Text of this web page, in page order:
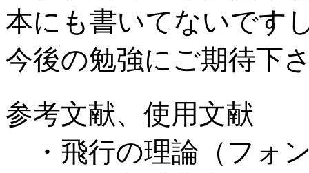
本にも書いてないです
今後の勉強にご期待下
参考文献、使用文献
・飛行の理論（フォ